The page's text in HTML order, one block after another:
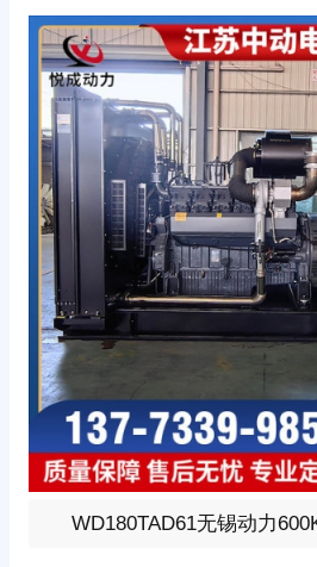
压V型6缸发动机配套昇丰全铜无
保两年。标配自启动自保护液晶控
600KW柴油发电机组，选用无锡动
WD180TAD61无锡动力